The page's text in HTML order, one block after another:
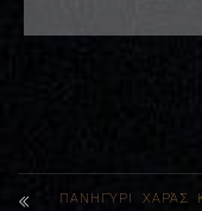
ΠΑΝΗΓΎΡΙ ΧΑΡΆΣ